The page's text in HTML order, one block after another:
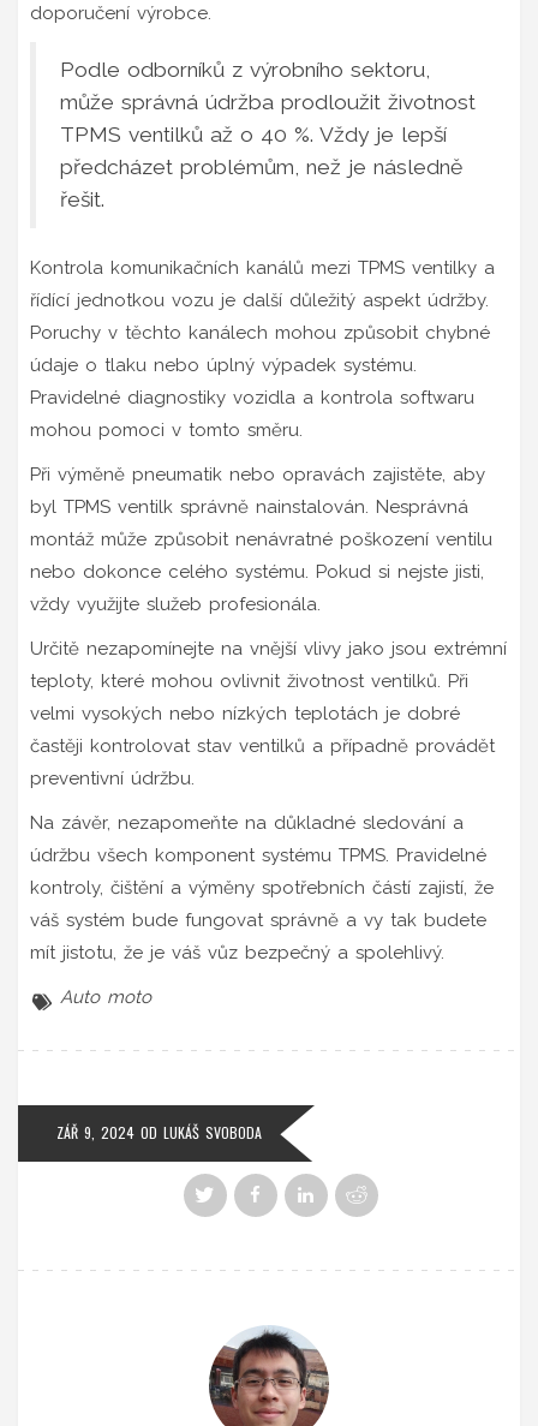
doporučení výrobce.
Podle odborníků z výrobního sektoru,
může správná údržba prodloužit životnost
TPMS ventilků až o 40 %. Vždy je lepší
předcházet problémům, než je následně
řešit.
Kontrola komunikačních kanálů mezi TPMS ventilky a
řídící jednotkou vozu je další důležitý aspekt údržby.
Poruchy v těchto kanálech mohou způsobit chybné
údaje o tlaku nebo úplný výpadek systému.
Pravidelné diagnostiky vozidla a kontrola softwaru
mohou pomoci v tomto směru.
Při výměně pneumatik nebo opravách zajistěte, aby
byl TPMS ventilk správně nainstalován. Nesprávná
montáž může způsobit nenávratné poškození ventilu
nebo dokonce celého systému. Pokud si nejste jisti,
vždy využijte služeb profesionála.
Určitě nezapomínejte na vnější vlivy jako jsou extrémní
teploty, které mohou ovlivnit životnost ventilků. Při
velmi vysokých nebo nízkých teplotách je dobré
častěji kontrolovat stav ventilků a případně provádět
preventivní údržbu.
Na závěr, nezapomeňte na důkladné sledování a
údržbu všech komponent systému TPMS. Pravidelné
kontroly, čištění a výměny spotřebních částí zajistí, že
váš systém bude fungovat správně a vy tak budete
mít jistotu, že je váš vůz bezpečný a spolehlivý.
Auto moto
ZÁŘ 9, 2024 OD LUKÁŠ SVOBODA